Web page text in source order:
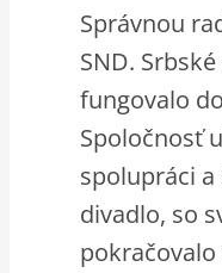
Správnou
SND.
fungovalo
Spoločnosť
spolupráci
divadlo, so